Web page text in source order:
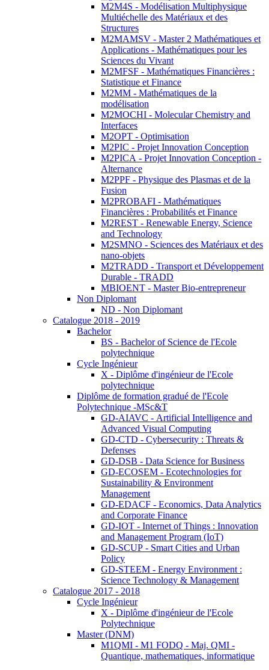
M2M4S - Modélisation Multiphysique
Multiéchelle des Matériaux et des
Structures
M2MAMSV - Master 2 Mathématiques et
Applications - Mathématiques pour les
Sciences du Vivant
M2MFSF - Mathématiques Financières :
Statistique et Finance
M2MM - Mathématiques de la
modélisation
M2MOCHI - Molecular Chemistry and
Interfaces
M2OPT - Optimisation
M2PIC - Projet Innovation Conception
M2PICA - Projet Innovation Conception -
Alternance
M2PPF - Physique des Plasmas et de la
Fusion
M2PROBAFI - Mathématiques
Financières : Probabilités et Finance
M2REST - Renewable Energy, Science
and Technology
M2SMNO - Sciences des Matériaux et des
nano-objets
M2TRADD - Transport et Développement
Durable - TRADD
MBIOENT - Master Bio-entrepreneur
Non Diplomant
ND - Non Diplomant
Catalogue 2018 - 2019
Bachelor
BS - Bachelor of Science de l'Ecole
polytechnique
Cycle Ingénieur
X - Diplôme d'ingénieur de l'Ecole
polytechnique
Diplôme de formation gradué de l'Ecole
Polytechnique -MSc&T
GD-AIAVC - Artificial Intelligence and
Advanced Visual Computing
GD-CTD - Cybersecurity : Threats &
Defenses
GD-DSB - Data Science for Business
GD-ECOSEM - Ecotechnologies for
Sustainability & Environment
Management
GD-EDACF - Economics, Data Analytics
and Corporate Finance
GD-IOT - Internet of Things : Innovation
and Management Program (IoT)
GD-SCUP - Smart Cities and Urban
Policy
GD-STEEM - Energy Environment :
Science Technology & Management
Catalogue 2017 - 2018
Cycle Ingénieur
X - Diplôme d'ingénieur de l'Ecole
Polytechnique
Master (DNM)
M1QMI - M1 FODQ - Maj. QMI -
Quantique, mathematiques, informatique